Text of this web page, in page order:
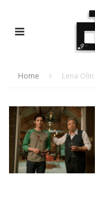
Home Lena Olin